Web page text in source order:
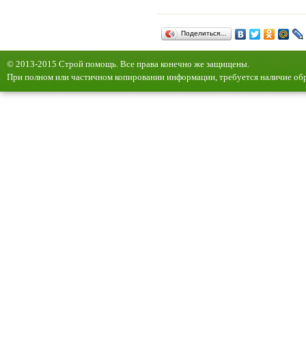
Поделиться…
© 2013-2015 Строй помощь. Все права конечно же защищены.
При полном или частичном копировании информации, требуется наличие